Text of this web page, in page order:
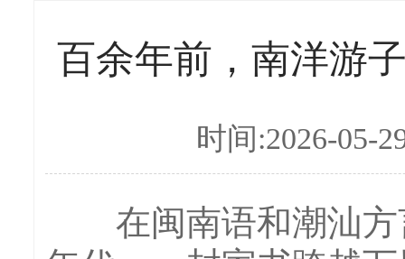
百余年前，南洋游
时间:2026-05-
在闽南语和潮汕方